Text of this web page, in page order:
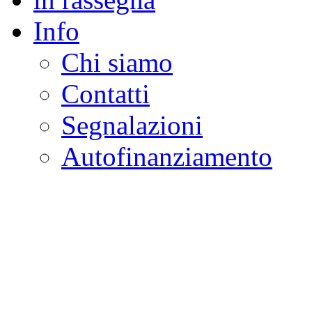
Info
Chi siamo
Contatti
Segnalazioni
Autofinanziamento